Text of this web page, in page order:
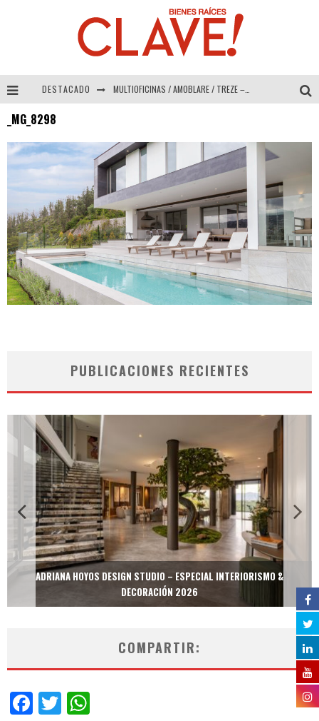
DESTACADO MULTIOFICINAS / AMOBLARE / TREZE – Especial Interiorismo & Decoración 2026
COLINEAL – Especial Interiorismo & Decoración 2026
_MG_8298
PUBLICACIONES RECIENTES
ADRIANA HOYOS DESIGN STUDIO – ESPECIAL INTERIORISMO &
DECORACIÓN 2026
COMPARTIR:
Facebook
Twitter